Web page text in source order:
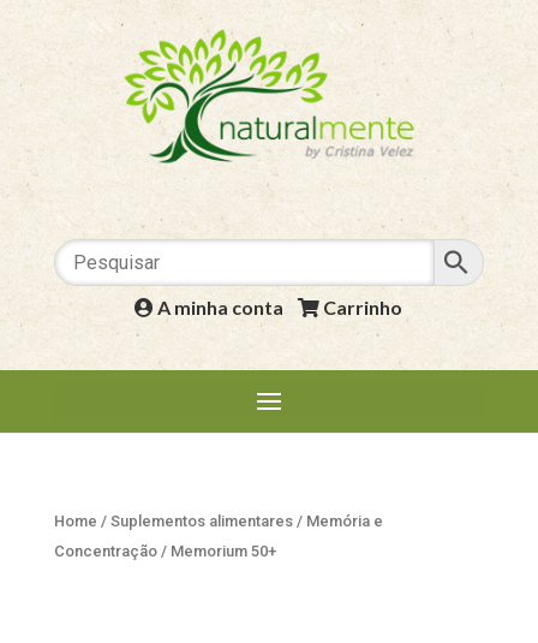
A minha conta | Carrinho
Home / Suplementos alimentares/ Memória e
Concentração/ Memorium 50+